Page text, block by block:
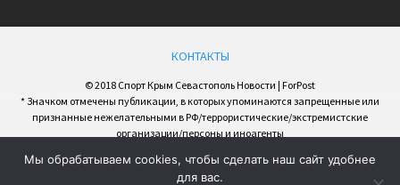
КОНТАКТЫ
© 2018 Спорт Крым Севастополь Новости | ForPost
* Значком отмечены публикации, в которых упоминаются запрещенные или
признанные нежелательными в РФ/террористические/экстремистские
организации/персоны и иноагенты
Мы обрабатываем cookies, чтобы сделать наш сайт удобнее
для вас.